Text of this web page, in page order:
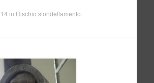
in Rischio sfondellamento